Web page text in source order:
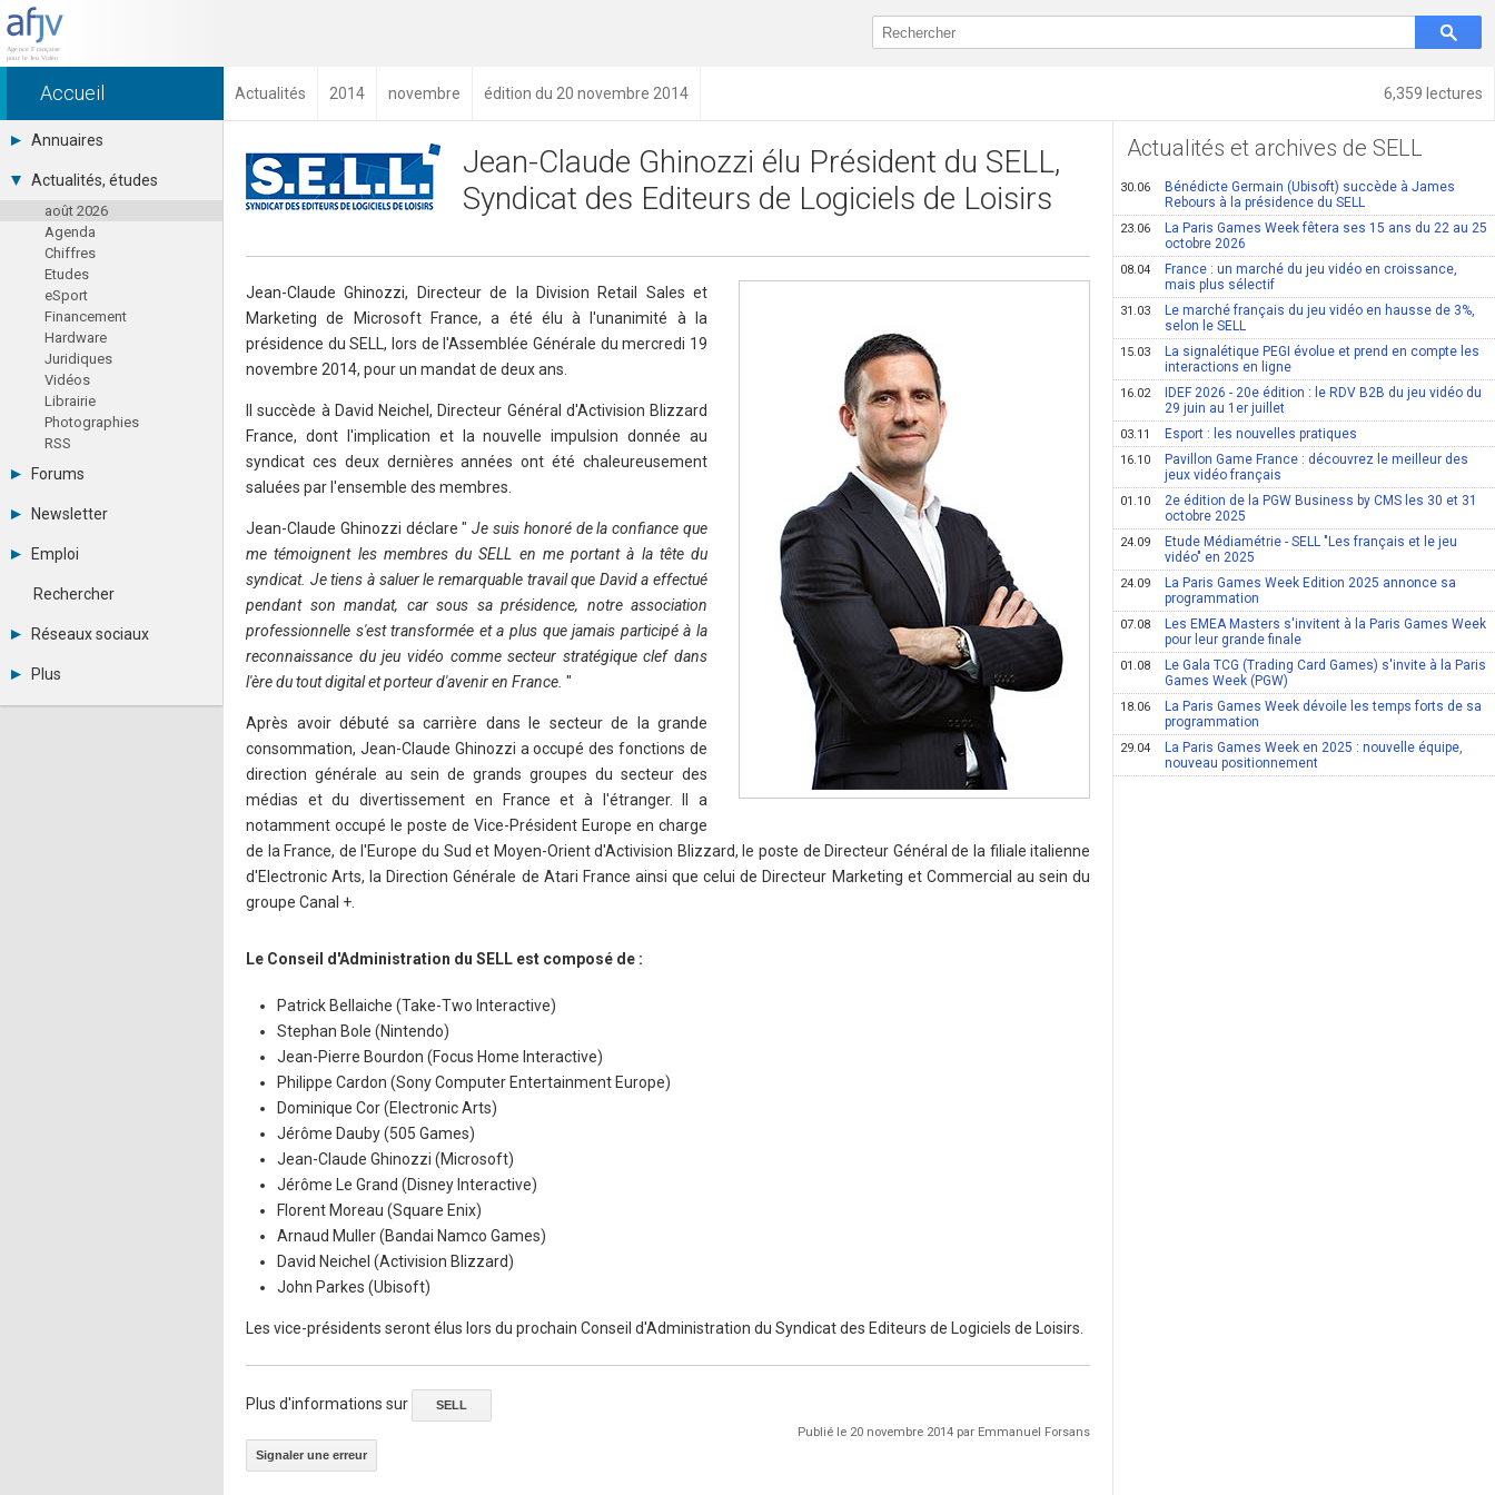
6,359 lectures
Accueil Actualités 2014 novembre édition du 20 novembre 2014
Annuaires
Toutes les sociétés (691)
Studios (418)
Editeurs (49)
Distributeurs (16)
Hard. / Accessoires (10)
Middlewares (15)
Prestataires (99)
Assoc. / Syndicats (21)
Formations / Ecoles (46)
Presse spécialisée (17)
Actualités, études
août 2026
Agenda
Chiffres
Etudes
eSport
Financement
Hardware
Juridiques
Vidéos
Librairie
Photographies
RSS
Forums
Tous les forums
Se connecter
Messages privés
Contacter un modérateur
Newsletter
Archives
Abonnement
Emploi
Consulter les annonces
Observatoire de l'emploi
Rechercher
Réseaux sociaux
LinkedIn
Plus
Annonceurs
Jean-Claude Ghinozzi élu Président du SELL,
Syndicat des Editeurs de Logiciels de Loisirs
Jean-Claude Ghinozzi, Directeur de la Division Retail Sales et
Marketing de Microsoft France, a été élu à l'unanimité à la
présidence du SELL, lors de l'Assemblée Générale du mercredi 19
novembre 2014, pour un mandat de deux ans.
Il succède à David Neichel, Directeur Général d'Activision Blizzard
France, dont l'implication et la nouvelle impulsion donnée au
syndicat ces deux dernières années ont été chaleureusement
saluées par l'ensemble des membres.
Jean-Claude Ghinozzi déclare " Je suis honoré de la confiance que
me témoignent les membres du SELL en me portant à la tête du
syndicat. Je tiens à saluer le remarquable travail que David a effectué
pendant son mandat, car sous sa présidence, notre association
professionnelle s'est transformée et a plus que jamais participé à la
reconnaissance du jeu vidéo comme secteur stratégique clef dans
l'ère du tout digital et porteur d'avenir en France. "
Après avoir débuté sa carrière dans le secteur de la grande
consommation, Jean-Claude Ghinozzi a occupé des fonctions de
direction générale au sein de grands groupes du secteur des
médias et du divertissement en France et à l'étranger. Il a
notamment occupé le poste de Vice-Président Europe en charge
de la France, de l'Europe du Sud et Moyen-Orient d'Activision Blizzard, le poste de Directeur Général de la filiale italienne
d'Electronic Arts, la Direction Générale de Atari France ainsi que celui de Directeur Marketing et Commercial au sein du
groupe Canal +.
Le Conseil d'Administration du SELL est composé de :
Patrick Bellaiche (Take-Two Interactive)
Stephan Bole (Nintendo)
Jean-Pierre Bourdon (Focus Home Interactive)
Philippe Cardon (Sony Computer Entertainment Europe)
Dominique Cor (Electronic Arts)
Jérôme Dauby (505 Games)
Jean-Claude Ghinozzi (Microsoft)
Jérôme Le Grand (Disney Interactive)
Florent Moreau (Square Enix)
Arnaud Muller (Bandai Namco Games)
David Neichel (Activision Blizzard)
John Parkes (Ubisoft)
Les vice-présidents seront élus lors du prochain Conseil d'Administration du Syndicat des Editeurs de Logiciels de Loisirs.
Plus d'informations sur SELL
Publié le 20 novembre 2014 par Emmanuel Forsans
Signaler une erreur
Actualités et archives de SELL
30.06
Bénédicte Germain (Ubisoft) succède à James
Rebours à la présidence du SELL
23.06
La Paris Games Week fêtera ses 15 ans du 22 au 25
octobre 2026
08.04
France : un marché du jeu vidéo en croissance,
mais plus sélectif
31.03
Le marché français du jeu vidéo en hausse de 3%,
selon le SELL
15.03
La signalétique PEGI évolue et prend en compte les
interactions en ligne
16.02
IDEF 2026 - 20e édition : le RDV B2B du jeu vidéo du
29 juin au 1er juillet
03.11 Esport : les nouvelles pratiques
16.10
Pavillon Game France : découvrez le meilleur des
jeux vidéo français
01.10
2e édition de la PGW Business by CMS les 30 et 31
octobre 2025
24.09
Etude Médiamétrie - SELL "Les français et le jeu
vidéo" en 2025
24.09
La Paris Games Week Edition 2025 annonce sa
programmation
07.08
Les EMEA Masters s'invitent à la Paris Games Week
pour leur grande finale
01.08
Le Gala TCG (Trading Card Games) s'invite à la Paris
Games Week (PGW)
18.06
La Paris Games Week dévoile les temps forts de sa
programmation
29.04
La Paris Games Week en 2025 : nouvelle équipe,
nouveau positionnement